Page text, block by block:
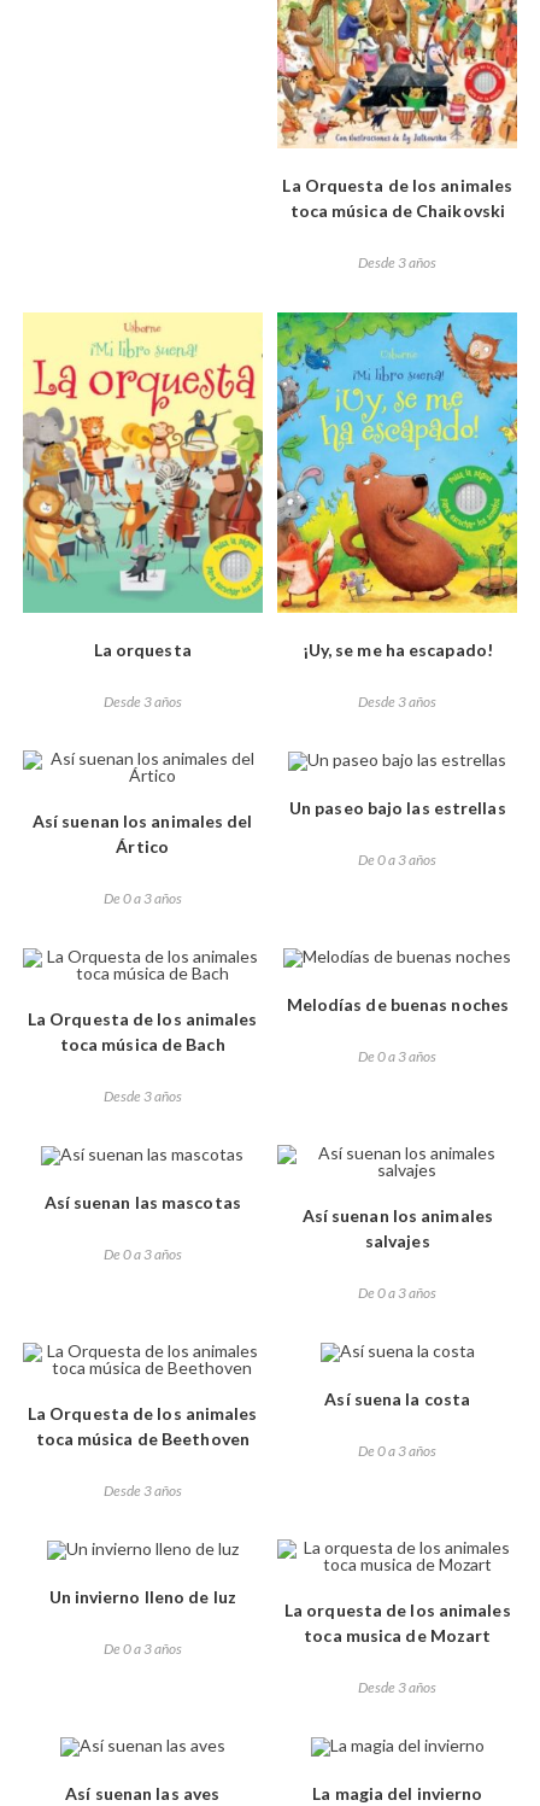
La Orquesta de los animales
toca música de Chaikovski
Desde 3 años
La orquesta
Desde 3 años
¡Uy, se me ha escapado!
Desde 3 años
Así suenan los animales del
Ártico
De 0 a 3 años
Un paseo bajo las estrellas
De 0 a 3 años
La Orquesta de los animales
toca música de Bach
Desde 3 años
Melodías de buenas noches
De 0 a 3 años
Así suenan las mascotas
De 0 a 3 años
Así suenan los animales
salvajes
De 0 a 3 años
La Orquesta de los animales
toca música de Beethoven
Desde 3 años
Así suena la costa
De 0 a 3 años
Un invierno lleno de luz
De 0 a 3 años
La orquesta de los animales
toca musica de Mozart
Desde 3 años
Así suenan las aves La magia del invierno